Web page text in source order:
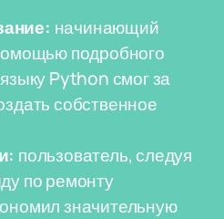
начинающий
подробного
Python смог за
собственное
пользователь, следуя
по ремонту
значительную